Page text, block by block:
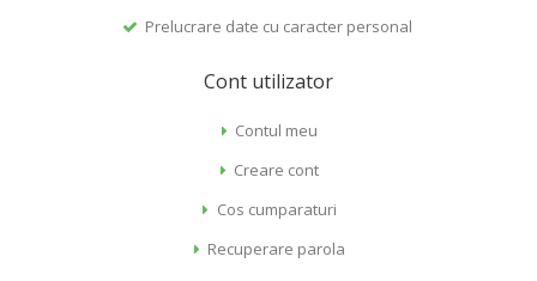
Prelucrare date cu caracter personal
Cont utilizator
Contul meu
Creare cont
Cos cumparaturi
Recuperare parola